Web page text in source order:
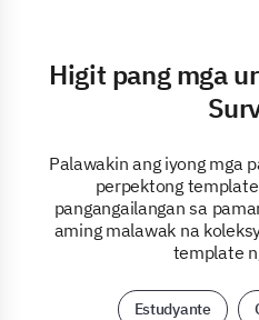
Higit pang mga
Palawakin ang iyong mga
perpektong
pangangailangan sa
aming malawak na
template
Estudyante